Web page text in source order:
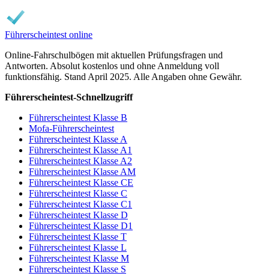
Führerscheintest online
Online-Fahrschulbögen mit aktuellen Prüfungsfragen und
Antworten. Absolut kostenlos und ohne Anmeldung voll
funktionsfähig. Stand April 2025. Alle Angaben ohne Gewähr.
Führerscheintest-Schnellzugriff
Führerscheintest Klasse B
Mofa-Führerscheintest
Führerscheintest Klasse A
Führerscheintest Klasse A1
Führerscheintest Klasse A2
Führerscheintest Klasse AM
Führerscheintest Klasse CE
Führerscheintest Klasse C
Führerscheintest Klasse C1
Führerscheintest Klasse D
Führerscheintest Klasse D1
Führerscheintest Klasse T
Führerscheintest Klasse L
Führerscheintest Klasse M
Führerscheintest Klasse S